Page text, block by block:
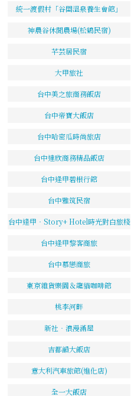
統一渡假村「谷關溫泉養生會館」
神農谷休閒農場(松鶴民宿)
芊芸居民宿
大甲旅社
台中美之旅商務飯店
台中帝寶大飯店
台中哈密瓜時尚旅店
台中達欣商務精品飯店
台中逢甲碧根行館
台中雅筑民宿
台中逢甲‧Story+ Hotel時光對白旅棧
台中逢甲黎客商旅
台中慕戀商旅
東京雜貨樂園＆龍貓咖啡館
桃李河畔
新社‧浪漫滿屋
吉都韻大飯店
意大利汽車旅館(進化店)
全一大飯店